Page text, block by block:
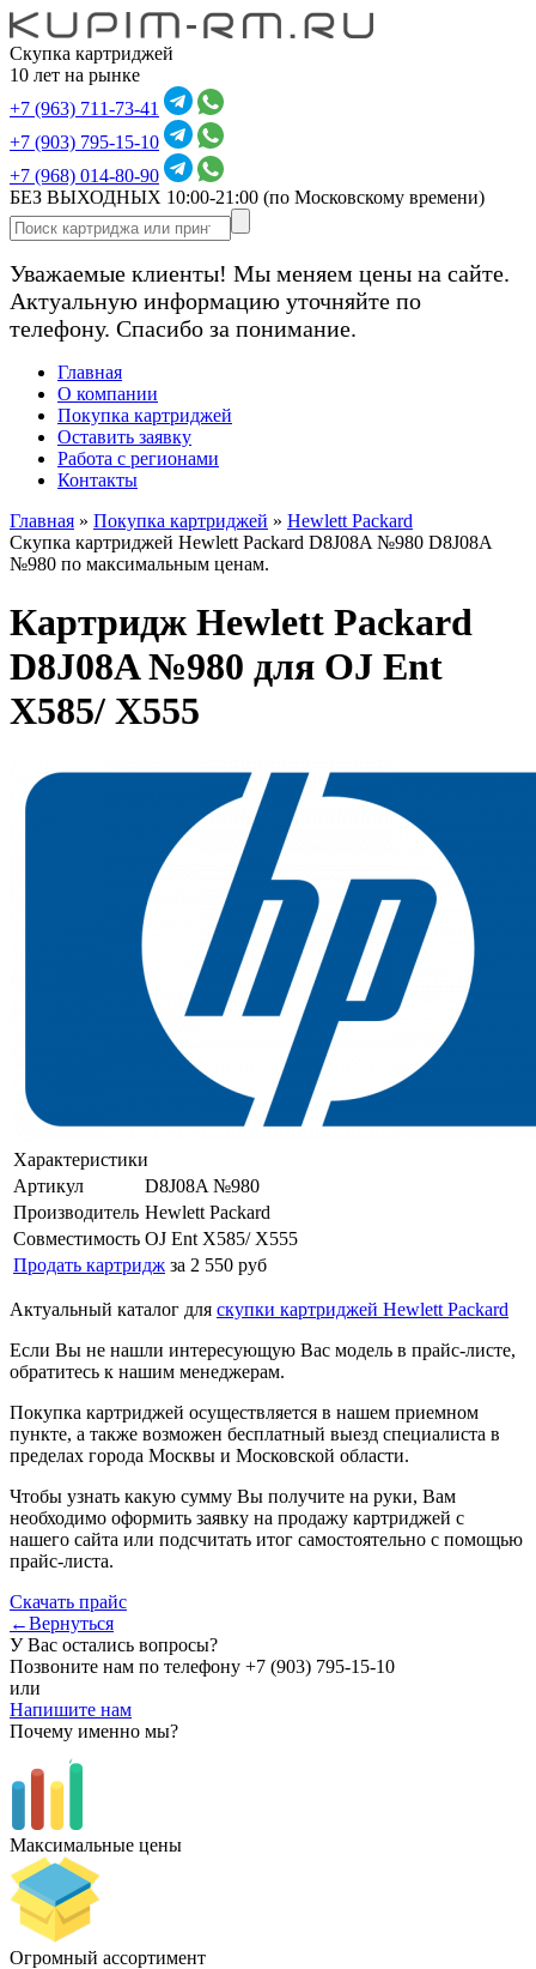
Скупка картриджей
10 лет на рынке
+7 (963) 711-73-41
+7 (903) 795-15-10
+7 (968) 014-80-90
БЕЗ ВЫХОДНЫХ 10:00-21:00 (по Московскому времени)
Уважаемые клиенты! Мы меняем цены на сайте.
Актуальную информацию уточняйте по
телефону. Спасибо за понимание.
Главная
О компании
Покупка картриджей
Оставить заявку
Работа с регионами
Контакты
Главная » Покупка картриджей » Hewlett Packard
Скупка картриджей Hewlett Packard D8J08A №980 D8J08A
№980 по максимальным ценам.
Картридж Hewlett Packard
D8J08A №980 для OJ Ent
X585/ X555
Характеристики
Артикул
D8J08A №980
Производитель Hewlett Packard
Совместимость OJ Ent X585/ X555
Продать картридж за 2 550 руб
Актуальный каталог для скупки картриджей Hewlett Packard
Если Вы не нашли интересующую Вас модель в прайс-листе,
обратитесь к нашим менеджерам.
Покупка картриджей осуществляется в нашем приемном
пункте, а также возможен бесплатный выезд специалиста в
пределах города Москвы и Московской области.
Чтобы узнать какую сумму Вы получите на руки, Вам
необходимо оформить заявку на продажу картриджей с
нашего сайта или подсчитать итог самостоятельно с помощью
прайс-листа.
Скачать прайс
←Вернуться
У Вас остались вопросы?
Позвоните нам по телефону +7 (903) 795-15-10
или
Напишите нам
Почему именно мы?
Максимальные цены
Огромный ассортимент